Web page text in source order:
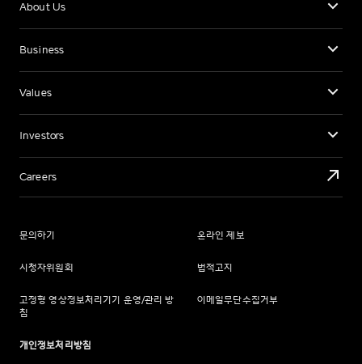
About Us
Business
Values
Investors
Careers
문의하기 온라인 제보
시청자위원회 법적고지
고정형 영상정보처리기기 운영/관리 방
침
이메일무단수집거부
개인정보처리방침